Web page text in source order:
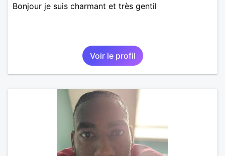
Bonjour je suis charmant et très gentil
Voir le profil